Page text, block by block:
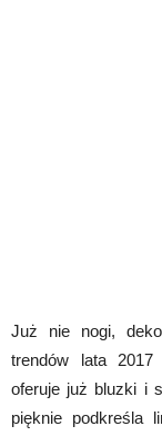
Już nie nogi,
trendów lata
oferuje już bluzki i
pięknie podkreśla